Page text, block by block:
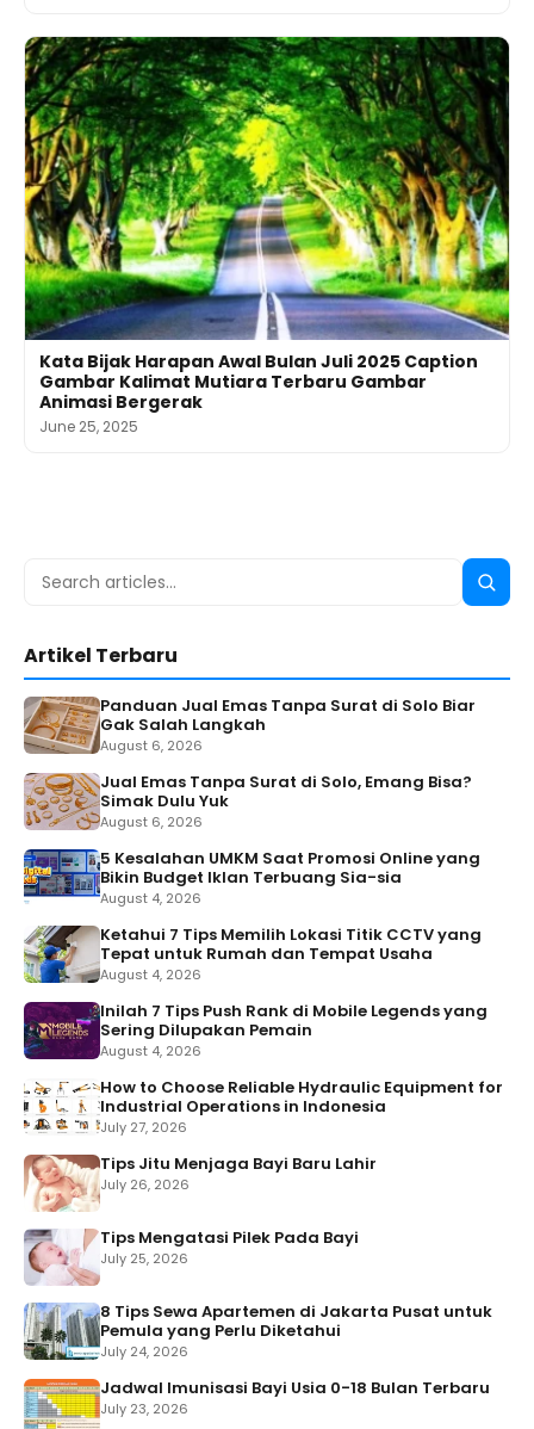
Kata Bijak Harapan Awal Bulan Juli 2025 Caption
Gambar Kalimat Mutiara Terbaru Gambar
Animasi Bergerak
June 25, 2025
Search
Search
Artikel Terbaru
Panduan Jual Emas Tanpa Surat di Solo Biar
Gak Salah Langkah
August 6, 2026
Jual Emas Tanpa Surat di Solo, Emang Bisa?
Simak Dulu Yuk
August 6, 2026
5 Kesalahan UMKM Saat Promosi Online yang
Bikin Budget Iklan Terbuang Sia-sia
August 4, 2026
Ketahui 7 Tips Memilih Lokasi Titik CCTV yang
Tepat untuk Rumah dan Tempat Usaha
August 4, 2026
Inilah 7 Tips Push Rank di Mobile Legends yang
Sering Dilupakan Pemain
August 4, 2026
How to Choose Reliable Hydraulic Equipment for
Industrial Operations in Indonesia
July 27, 2026
Tips Jitu Menjaga Bayi Baru Lahir
July 26, 2026
Tips Mengatasi Pilek Pada Bayi
July 25, 2026
8 Tips Sewa Apartemen di Jakarta Pusat untuk
Pemula yang Perlu Diketahui
July 24, 2026
Jadwal Imunisasi Bayi Usia 0-18 Bulan Terbaru
July 23, 2026